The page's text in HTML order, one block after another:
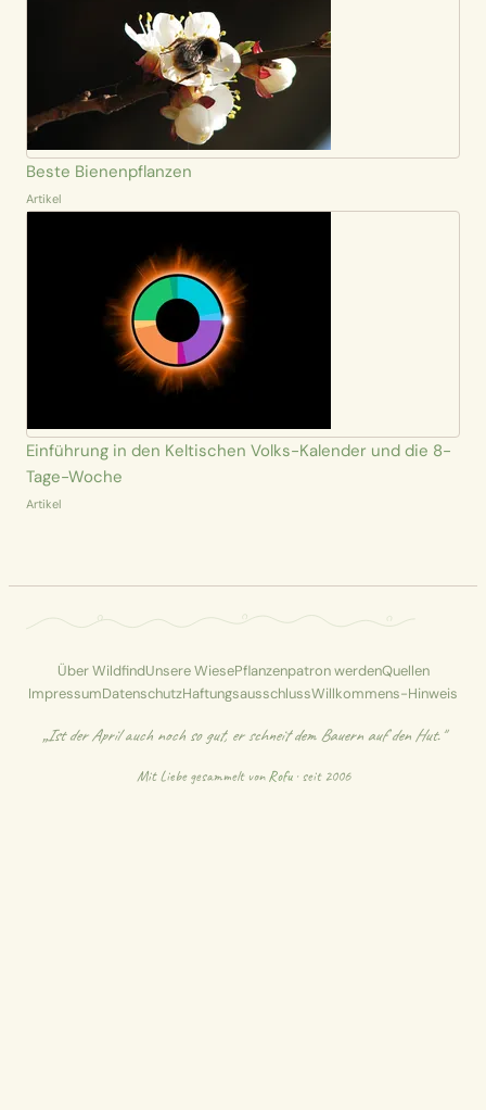
Beste Bienenpflanzen
Artikel
Einführung in den Keltischen Volks-Kalender und die 8-
Tage-Woche
Artikel
Über WildfindUnsere WiesePflanzenpatron werdenQuellen
ImpressumDatenschutzHaftungsausschlussWillkommens-Hinweis
„Ist der April auch noch so gut, er schneit dem Bauern auf den Hut."
Mit Liebe gesammelt vonRofu· seit 2006